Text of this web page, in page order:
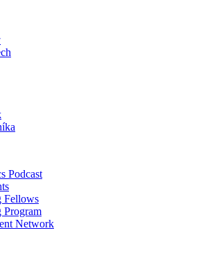
Podcast
Fellows
Program
Network